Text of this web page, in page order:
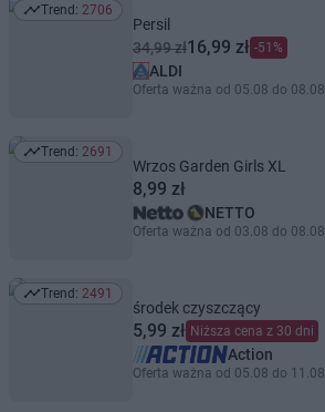
Trend: 2706
Trend: 2706
Persil
34,99 zł16,99 zł -51%
ALDI
Oferta ważna od 05.08 do 08.08
Trend: 2691
Trend: 2691
Wrzos Garden Girls XL
8,99 zł
NETTO
Oferta ważna od 03.08 do 08.08
Trend: 2491
Trend: 2491
środek czyszczący
5,99 zł Niższa cena z 30 dni
Action
Oferta ważna od 05.08 do 11.08